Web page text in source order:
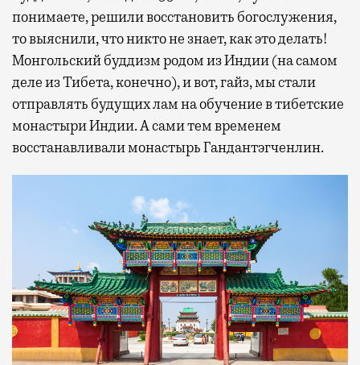
понимаете, решили восстановить богослужения,
то выяснили, что никто не знает, как это делать!
Монгольский буддизм родом из Индии (на самом
деле из Тибета, конечно), и вот, гайз, мы стали
отправлять будущих лам на обучение в тибетские
монастыри Индии. А сами тем временем
восстанавливали монастырь Гандантэгченлин.